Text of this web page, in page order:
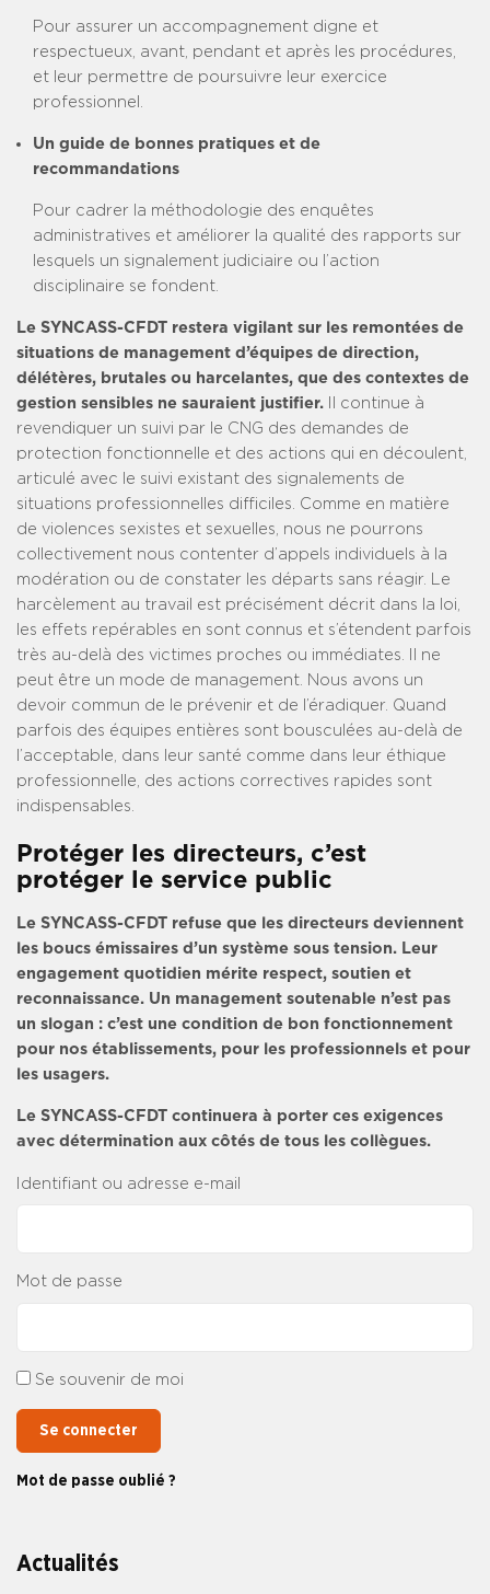
Actualités
Pour assurer un accompagnement digne et
respectueux, avant, pendant et après les procédures,
et leur permettre de poursuivre leur exercice
professionnel.
Un guide de bonnes pratiques et de
recommandations
Pour cadrer la méthodologie des enquêtes
administratives et améliorer la qualité des rapports sur
lesquels un signalement judiciaire ou l’action
disciplinaire se fondent.
Le SYNCASS-CFDT restera vigilant sur les remontées de
situations de management d’équipes de direction,
délétères, brutales ou harcelantes, que des contextes de
gestion sensibles ne sauraient justifier. Il continue à
revendiquer un suivi par le CNG des demandes de
protection fonctionnelle et des actions qui en découlent,
articulé avec le suivi existant des signalements de
situations professionnelles difficiles. Comme en matière
de violences sexistes et sexuelles, nous ne pourrons
collectivement nous contenter d’appels individuels à la
modération ou de constater les départs sans réagir. Le
harcèlement au travail est précisément décrit dans la loi,
les effets repérables en sont connus et s’étendent parfois
très au-delà des victimes proches ou immédiates. Il ne
peut être un mode de management. Nous avons un
devoir commun de le prévenir et de l’éradiquer. Quand
parfois des équipes entières sont bousculées au-delà de
l’acceptable, dans leur santé comme dans leur éthique
professionnelle, des actions correctives rapides sont
indispensables.
Protéger les directeurs, c’est
protéger le service public
Le SYNCASS-CFDT refuse que les directeurs deviennent
les boucs émissaires d’un système sous tension. Leur
engagement quotidien mérite respect, soutien et
reconnaissance. Un management soutenable n’est pas
un slogan : c’est une condition de bon fonctionnement
pour nos établissements, pour les professionnels et pour
les usagers.
Le SYNCASS-CFDT continuera à porter ces exigences
avec détermination aux côtés de tous les collègues.
Identifiant ou adresse e-mail
Mot de passe
Se souvenir de moi
Se connecter
Mot de passe oublié ?